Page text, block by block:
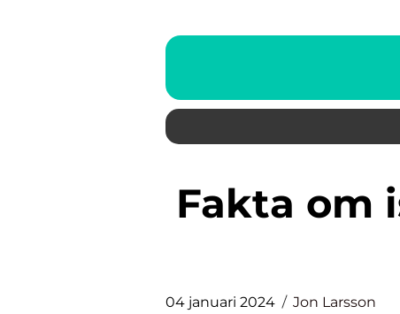
Fakta om istiden: En Grundlig
04 januari 2024 Jon Larsson